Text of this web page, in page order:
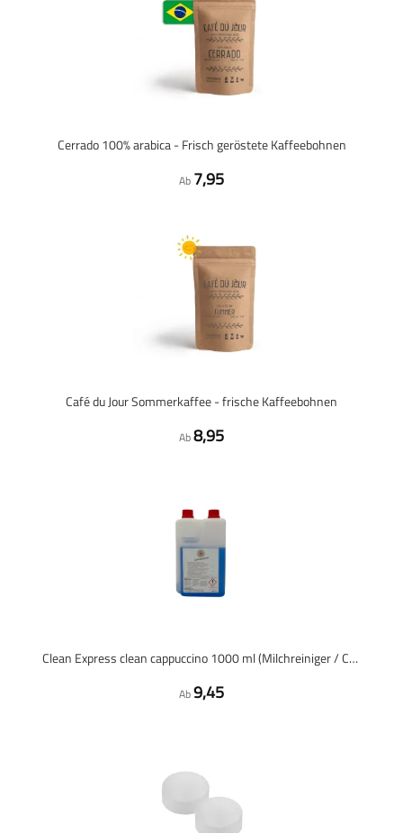
Cerrado 100% arabica - Frisch geröstete Kaffeebohnen
Ab 7,95
Café du Jour Sommerkaffee - frische Kaffeebohnen
Ab8,95
Clean Express clean cappuccino 1000 ml (Milchreiniger / Cappuccino-Reiniger)
Ab9,45